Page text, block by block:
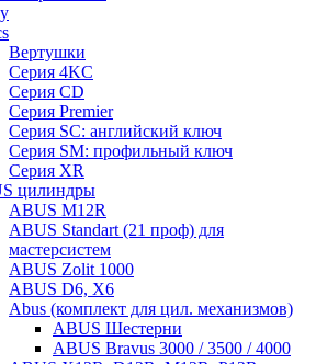
Вертушки
Серия 4KC
Серия CD
Серия Premier
Серия SC: английский ключ
Серия SM: профильный ключ
Серия XR
цилиндры
ABUS M12R
ABUS Standart (21 проф) для
мастерсистем
ABUS Zolit 1000
ABUS D6, X6
Abus (комплект для цил. механизмов)
ABUS Шестерни
ABUS Bravus 3000 / 3500 / 4000